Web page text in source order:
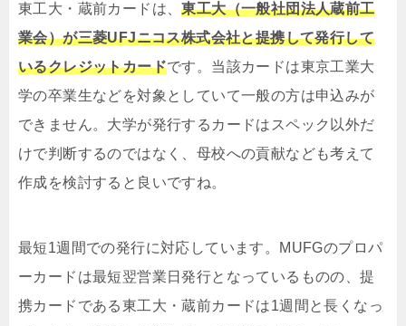
東工大・蔵前カードは、東工大（一般社団法人蔵前工
業会）が三菱UFJニコス株式会社と提携して発行して
いるクレジットカードです。当該カードは東京工業大
学の卒業生などを対象としていて一般の方は申込みが
できません。大学が発行するカードはスペック以外だ
けで判断するのではなく、母校への貢献なども考えて
作成を検討すると良いですね。
最短1週間での発行に対応しています。MUFGのプロパ
ーカードは最短翌営業日発行となっているものの、提
携カードである東工大・蔵前カードは1週間と長くなっ